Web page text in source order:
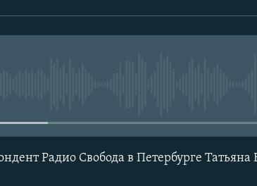
Радио Свобода в Петербурге Татьяна